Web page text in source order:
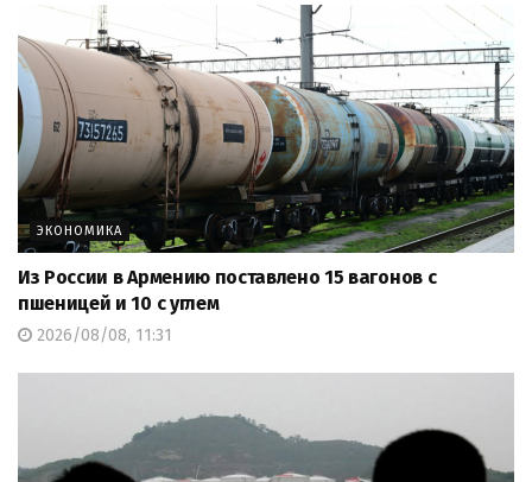
ЭКОНОМИКА
Из России в Армению поставлено 15 вагонов с
пшеницей и 10 с углем
2026/08/08, 11:31